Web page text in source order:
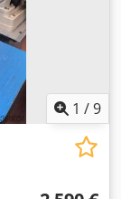
1 /9